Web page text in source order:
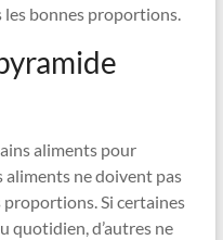
les bonnes proportions.
aliments pour
aliments ne doivent pas
proportions. Si certaines
quotidien, d’autres ne